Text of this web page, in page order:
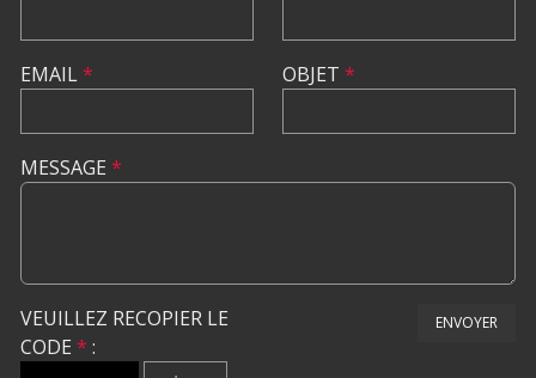
EMAIL* OBJET *
MESSAGE *
VEUILLEZ RECOPIER LE
CODE * :
ENVOYER